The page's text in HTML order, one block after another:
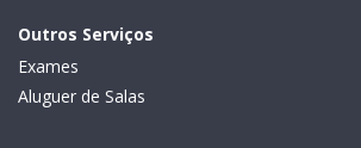
Outros Serviços
Exames
Aluguer de Salas